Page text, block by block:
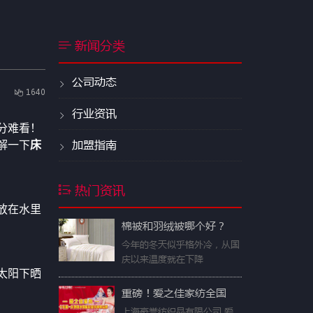
1640
看！
一下床
在水里
阳下晒
新闻分类
公司动态
行业资讯
加盟指南
热门资讯
棉被和羽绒被哪个好？
今年的冬天似乎格外冷，从国
庆以来温度就在下降
重磅！爱之佳家纺全国